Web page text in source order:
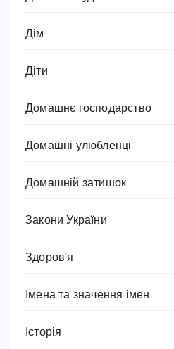
Дім
Діти
Домашнє господарство
Домашні улюбленці
Домашній затишок
Закони України
Здоров'я
Імена та значення імен
Історія